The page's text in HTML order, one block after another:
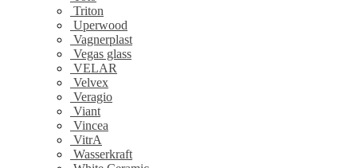
Triton
Uperwood
Vagnerplast
Vegas glass
VELAR
Velvex
Veragio
Viant
Vincea
VitrA
Wasserkraft